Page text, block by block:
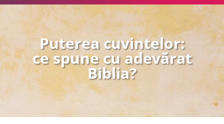
Puterea cuvintelor:
ce spune cu adevărat
Biblia?